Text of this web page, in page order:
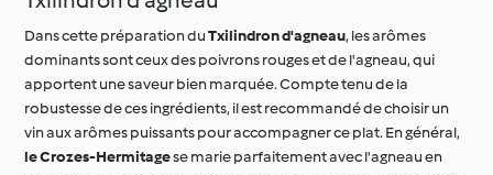
apportent une saveur bien marquée. Compte tenu de la
robustesse de ces ingrédients, il est recommandé de choisir un
vin aux arômes puissants pour accompagner ce plat. En général,
le Crozes-Hermitage
se marie parfaitement avec l'agneau en
raison de sa propre puissance aromatique, qui complémente le
goût intense de la viande.
Étant donné que ce ragoût est plutôt consistant, il est préférable